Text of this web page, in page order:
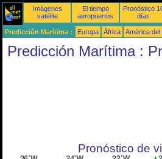
Imágenes
satélite
El tiempo
aeropuertos
Pronóstico
días
Predicción Marítima : Europa África América del
Predicción Marítima :
Pronóstico de